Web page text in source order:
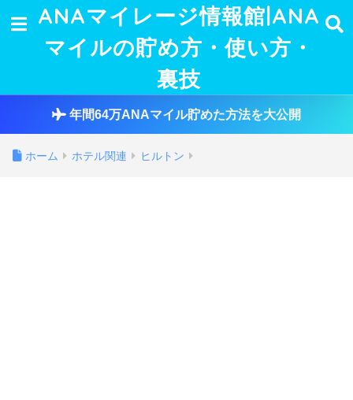
ANAマイレージ情報館|ANA
マイルの貯め方・使い方・
裏技
年間64万ANAマイル貯めた方法を大公開
ホーム ホテル関連 ヒルトン